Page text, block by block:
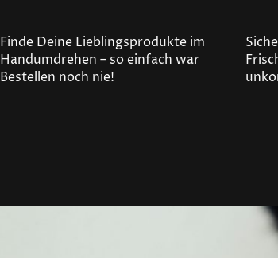
Finde Deine Lieblingsprodukte im
Handumdrehen – so einfach war
Bestellen noch nie!